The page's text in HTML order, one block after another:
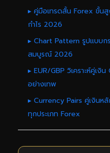
▸ คู่มือเทรดสั้น Forex ขั้น
กำไร 2026
▸ Chart Pattern รูปแบบ
สมบูรณ์ 2026
▸ EUR/GBP วิเคราะห์คู่เงิ
อย่างเทพ
▸ Currency Pairs คู่เงินห
ทุกประเภท Forex